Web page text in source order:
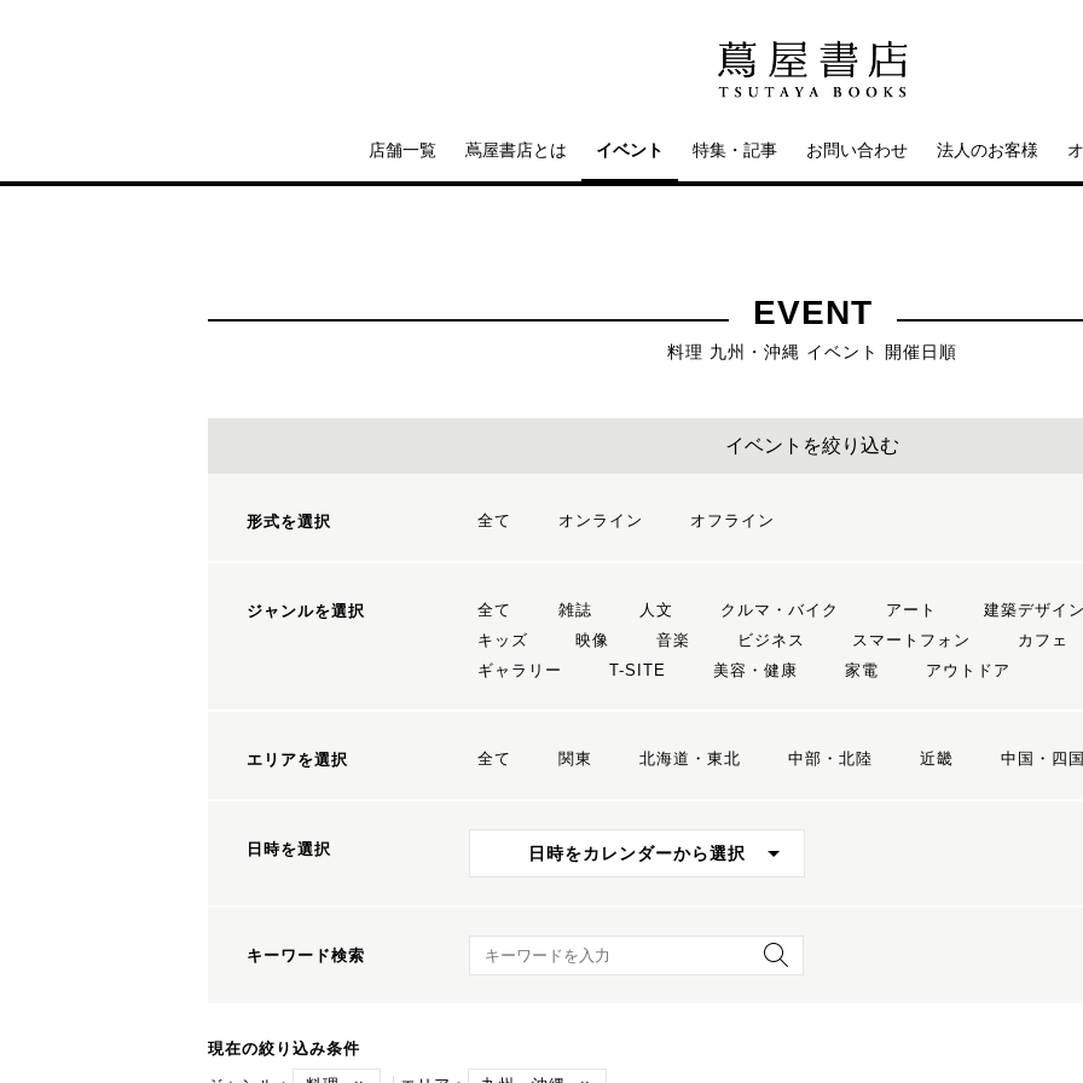
店舗一覧 蔦屋書店とは イベント 特集・記事 お問い合わせ 法人のお客様
EVENT
料理 九州・沖縄 イベント 開催日順
イベントを絞り込む
形式を選択 全て オンライン オフライン
ジャンルを選択 全て 雑誌 人文 クルマ・バイク アート 建築デザイン
キッズ
映像 音楽 ビジネス スマートフォン カフェ
ギャラリー
T-SITE 美容・健康 家電 アウトドア
エリアを選択 全て 関東 北海道・東北 中部・北陸 近畿 中国・四国
日時を選択 日時をカレンダーから選択
キーワード検索 キーワード検索
現在の絞り込み条件